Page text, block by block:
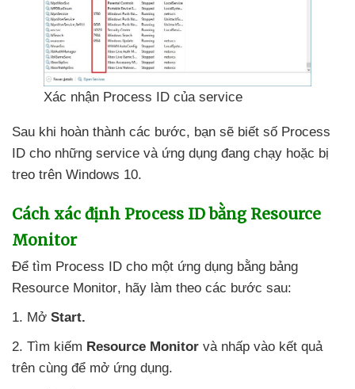
Xác nhận Process ID của service
Sau khi hoàn thành các bước, bạn sẽ biết số Process
ID cho những service và ứng dụng đang chạy hoặc bị
treo trên Windows 10.
Cách xác định Process ID bằng Resource
Monitor
Để tìm Process ID cho một ứng dụng bằng bảng
Resource Monitor, hãy làm theo các bước sau:
1. Mở Start.
2. Tìm kiếm Resource Monitor và nhấp vào kết quả
trên cùng để mở ứng dụng.